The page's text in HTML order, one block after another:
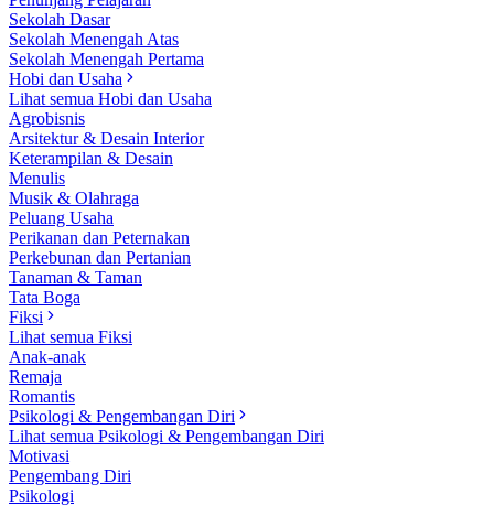
Sekolah Dasar
Sekolah Menengah Atas
Sekolah Menengah Pertama
Hobi dan Usaha
Lihat semua Hobi dan Usaha
Agrobisnis
Arsitektur & Desain Interior
Keterampilan & Desain
Menulis
Musik & Olahraga
Peluang Usaha
Perikanan dan Peternakan
Perkebunan dan Pertanian
Tanaman & Taman
Tata Boga
Fiksi
Lihat semua Fiksi
Anak-anak
Remaja
Romantis
Psikologi & Pengembangan Diri
Lihat semua Psikologi & Pengembangan Diri
Motivasi
Pengembang Diri
Psikologi